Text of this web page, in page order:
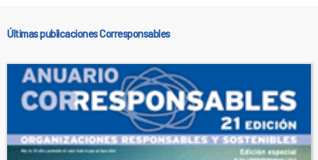
Últimas publicaciones Corresponsables